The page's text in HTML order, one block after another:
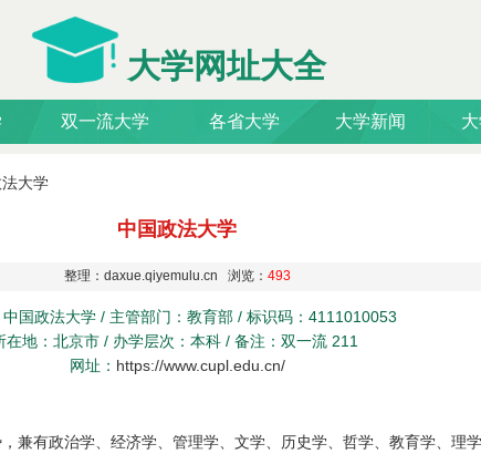
大学网址大全
双一流大学 各省大学 大学新闻
大学
中国政法大学
整理：daxue.qiyemulu.cn 浏览： 493
国政法大学 / 主管部门：教育部 / 标识码：4111010053
在地：北京市 / 办学层次：本科 / 备注：双一流 211
网址： https://www.cupl.edu.cn/
兼有政治学、经济学、管理学、文学、历史学、哲学、教育学、理